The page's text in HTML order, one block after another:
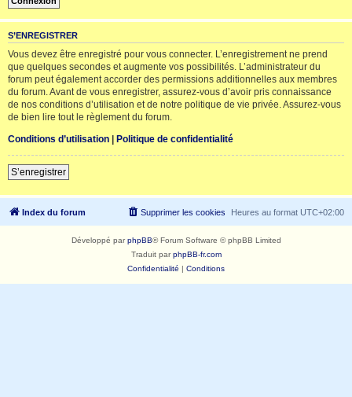
S’ENREGISTRER
Vous devez être enregistré pour vous connecter. L’enregistrement ne prend
que quelques secondes et augmente vos possibilités. L’administrateur du
forum peut également accorder des permissions additionnelles aux membres
du forum. Avant de vous enregistrer, assurez-vous d’avoir pris connaissance
de nos conditions d’utilisation et de notre politique de vie privée. Assurez-vous
de bien lire tout le règlement du forum.
Conditions d’utilisation | Politique de confidentialité
S’enregistrer
Index du forum Heures au format UTC+02:00
Supprimer les cookies
Développé parphpBB® Forum Software © phpBB Limited
Traduit parphpBB-fr.com
Confidentialité | Conditions